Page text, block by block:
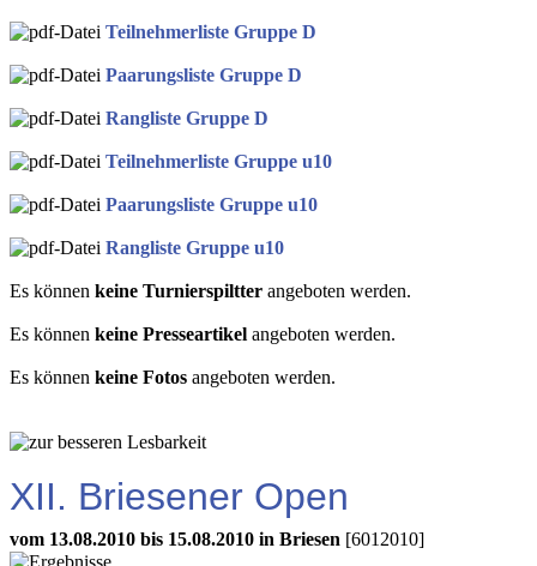
Teilnehmerliste Gruppe D
Paarungsliste Gruppe D
Rangliste Gruppe D
Teilnehmerliste Gruppe u10
Paarungsliste Gruppe u10
Rangliste Gruppe u10
Es können keine Turnierspiltter angeboten werden.
Es können keine Presseartikel angeboten werden.
Es können keine Fotos angeboten werden.
XII. Briesener Open
vom 13.08.2010 bis 15.08.2010 in Briesen [6012010]